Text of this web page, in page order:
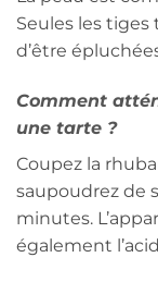
Seules les
d’être
Comment
une tarte ?
Coupez la
saupoudrez de
minutes.
également